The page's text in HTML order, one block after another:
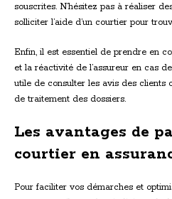
souscrites. N’hésitez pas à réaliser
solliciter l’aide d’un courtier pour
Enfin, il est essentiel de prendre en
et la réactivité de l’assureur en cas
utile de consulter les avis des clients
de traitement des dossiers.
Les avantages de
courtier en
Pour faciliter vos démarches et